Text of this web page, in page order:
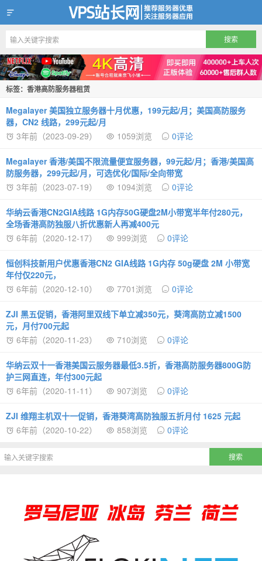
VPS站长网
标签：香港高防服务器租赁
Megalayer 美国独立服务器十月优惠，199元起/月；美国高防服务
器，CN2 线路，299元起/月
3年前（2023-09-29）
1059浏览 0评论
Megalayer 香港/美国不限流量便宜服务器，99元起/月；香港/美国高
防服务器，299元起/月，可选优化/国际/全向带宽
3年前（2023-07-19）
1094浏览 0评论
华纳云香港CN2GIA线路 1G内存50G硬盘2M小带宽半年付280元，
全场香港高防独服八折优惠新人再减400元
6年前（2020-12-17）
999浏览 0评论
恒创科技新用户优惠香港CN2 GIA线路 1G内存 50g硬盘 2M 小带宽
年付仅220元，
6年前（2020-12-10）
7701浏览 0评论
ZJI 黑五促销，香港阿里双线下单立减350元，葵湾高防立减1500
元，月付700元起
6年前（2020-11-23）
710浏览 0评论
华纳云双十一香港美国云服务器最低3.5折，香港高防服务器800G防
护三网直连，年付300元起
6年前（2020-11-11）
907浏览 0评论
ZJI 维翔主机双十一促销，香港葵湾高防独服五折月付 1625 元起
6年前（2020-10-22）
858浏览 0评论